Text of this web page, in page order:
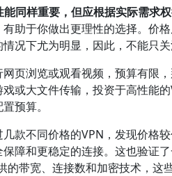
同样重要，但应根据实际需求权
助于你做出更理性的选择。价
况下尤为明显，因此，不能只关
页浏览或观看视频，预算有限
或大文件传输，投资于高性能
预算。
款不同价格的VPN，发现价格
障和更稳定的连接。这也验证
的带宽、连接数和加密技术，这